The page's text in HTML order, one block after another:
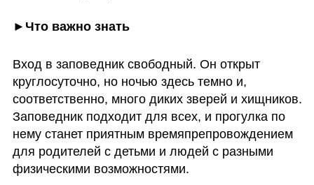
►Что важно знать
Вход в заповедник свободный. Он открыт
круглосуточно, но ночью здесь темно и,
соответственно, много диких зверей и хищников.
Заповедник подходит для всех, и прогулка по
нему станет приятным времяпрепровождением
для родителей с детьми и людей с разными
физическими возможностями.